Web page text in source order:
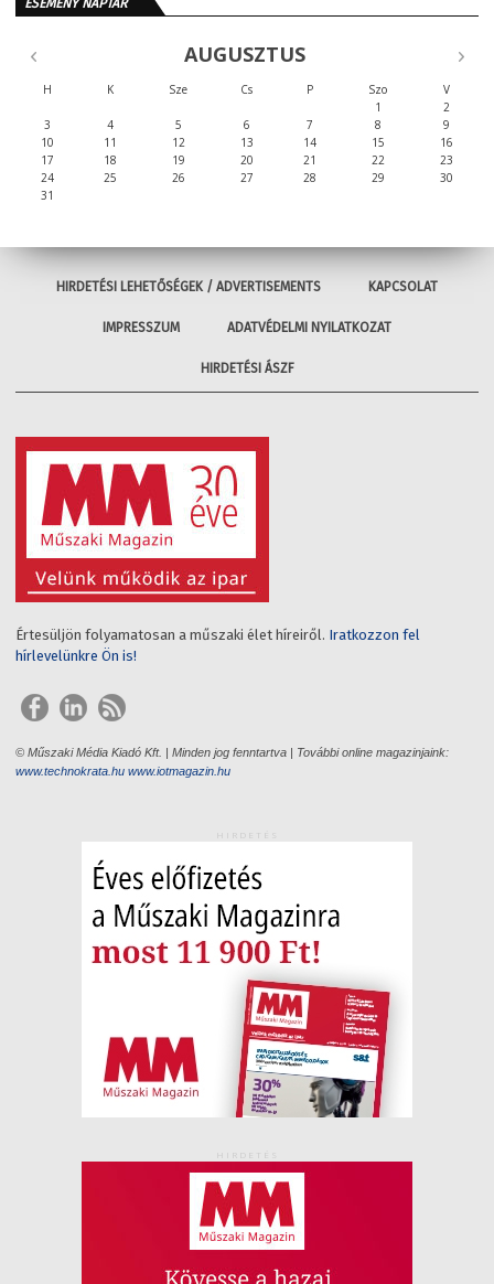
ESEMÉNY NAPTÁR
AUGUSZTUS
H K Sze Cs P Szo
V
1
2
3
4 5 6 7 8
9
10
11 12 13 14 15
16
17
18 19 20 21 22
23
24
25 26 27 28 29
30
31
HIRDETÉSI LEHETŐSÉGEK / ADVERTISEMENTS KAPCSOLAT
IMPRESSZUM ADATVÉDELMI NYILATKOZAT
HIRDETÉSI ÁSZF
Értesüljön folyamatosan a műszaki élet híreiről. Iratkozzon fel
hírlevelünkre Ön is!
© Műszaki Média Kiadó Kft. | Minden jog fenntartva | További online magazinjaink:
www.technokrata.hu www.iotmagazin.hu
HIRDETÉS
HIRDETÉS